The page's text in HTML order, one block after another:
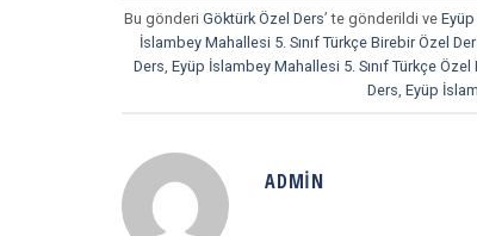
Bu gönderi Göktürk Özel Ders’ te gönderildi ve
İslambey Mahallesi 5. Sınıf Türkçe Birebir Özel
Ders, Eyüp İslambey Mahallesi 5. Sınıf Türkçe Özel
Ders, Eyüp
ADMIN